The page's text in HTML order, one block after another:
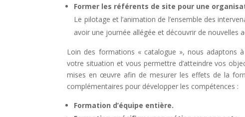
Former les référents de site pour une
Le pilotage et l’animation de l’ensemble des
avoir une journée allégée et découvrir de nouvelles
Loin des formations « catalogue », nous adaptons
votre situation et vous permettre d’atteindre vos
mises en œuvre afin de mesurer les effets de la
complémentaires pour développer les compétences :
Formation d’équipe entière.